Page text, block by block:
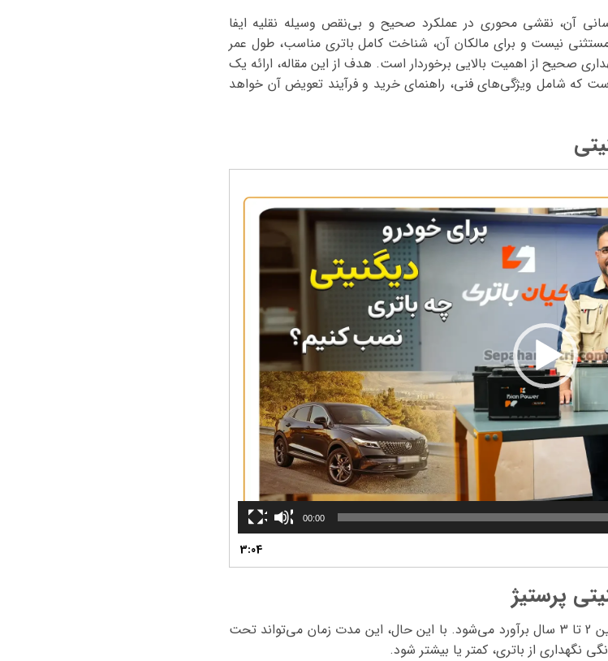
آن، نقشی محوری در عملکرد صحیح و بی‌نقص وسیله نقلیه ایفا
مستثنی نیست و برای مالکان آن، شناخت کامل باتری مناسب، طول عمر
صحیح از اهمیت بالایی برخوردار است. هدف از این مقاله، ارائه یک
که شامل ویژگی‌های فنی، راهنمای خرید و فرآیند تعویض آن خواهد
00:00
3:04
پرستیژ
به طور معمول، طول عمر باتری دیگنیتی پرستیژ بین 2 تا 3 سال برآورد می‌شود. با این حال، این مدت زمان می‌تواند تحت
نگهداری از باتری، کمتر یا بیشتر شود.